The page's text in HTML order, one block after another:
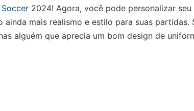
2024! Agora, você pode personalizar
ainda mais realismo e estilo para suas
alguém que aprecia um bom design de